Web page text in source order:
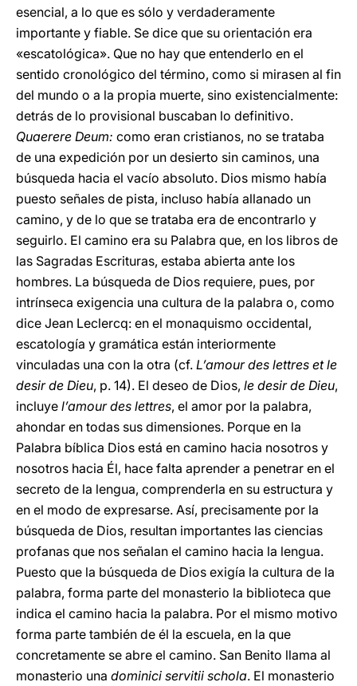
esencial, a lo que es sólo y verdaderamente
importante y fiable. Se dice que su orientación era
«escatológica». Que no hay que entenderlo en el
sentido cronológico del término, como si mirasen al fin
del mundo o a la propia muerte, sino existencialmente:
detrás de lo provisional buscaban lo definitivo.
Quaerere Deum: como eran cristianos, no se trataba
de una expedición por un desierto sin caminos, una
búsqueda hacia el vacío absoluto. Dios mismo había
puesto señales de pista, incluso había allanado un
camino, y de lo que se trataba era de encontrarlo y
seguirlo. El camino era su Palabra que, en los libros de
las Sagradas Escrituras, estaba abierta ante los
hombres. La búsqueda de Dios requiere, pues, por
intrínseca exigencia una cultura de la palabra o, como
dice Jean Leclercq: en el monaquismo occidental,
escatología y gramática están interiormente
vinculadas una con la otra (cf. L’amour des lettres et le
desir de Dieu, p. 14). El deseo de Dios, le desir de Dieu,
incluye l’amour des lettres, el amor por la palabra,
ahondar en todas sus dimensiones. Porque en la
Palabra bíblica Dios está en camino hacia nosotros y
nosotros hacia Él, hace falta aprender a penetrar en el
secreto de la lengua, comprenderla en su estructura y
en el modo de expresarse. Así, precisamente por la
búsqueda de Dios, resultan importantes las ciencias
profanas que nos señalan el camino hacia la lengua.
Puesto que la búsqueda de Dios exigía la cultura de la
palabra, forma parte del monasterio la biblioteca que
indica el camino hacia la palabra. Por el mismo motivo
forma parte también de él la escuela, en la que
concretamente se abre el camino. San Benito llama al
monasterio una dominici servitii schola. El monasterio